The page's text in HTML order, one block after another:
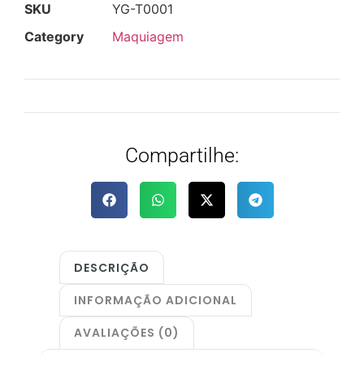
SKU
YG-T0001
Category
Maquiagem
Compartilhe:
DESCRIÇÃO
INFORMAÇÃO ADICIONAL
AVALIAÇÕES (0)